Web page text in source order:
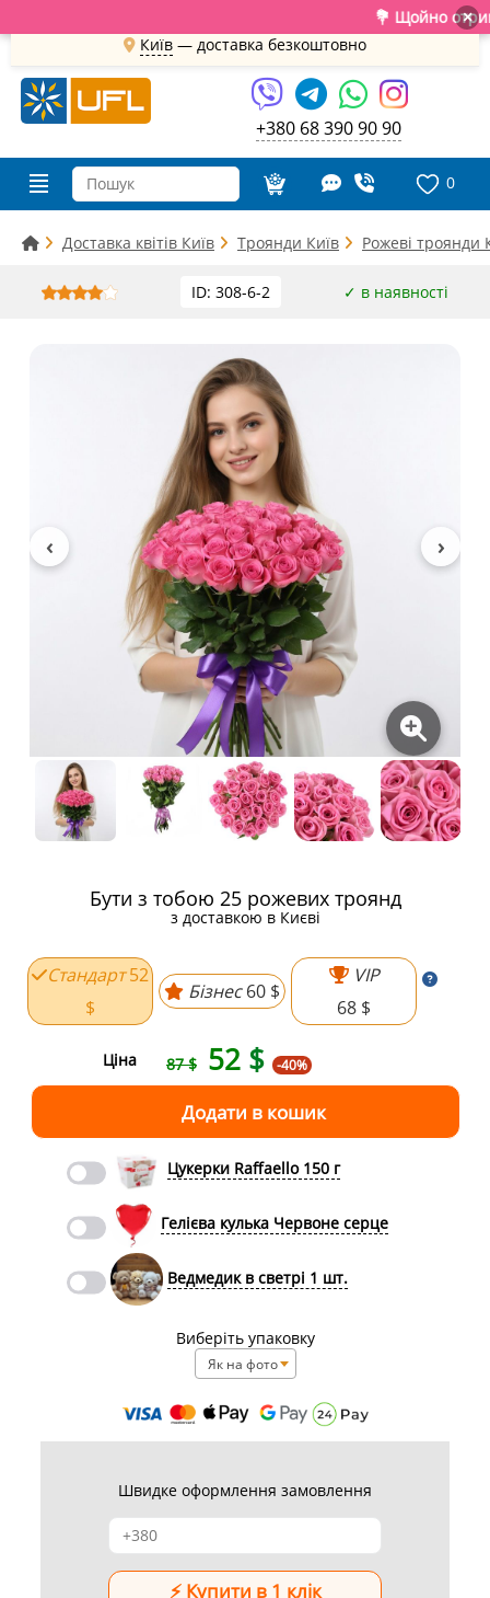
💐 Щойно отримали
×
Київ — доставка безкоштовно
+380 68 390 90 90
0
Доставка квітів Київ Троянди Київ Рожеві троянди
ID: 308-6-2 ✓ в наявності
Бути з тобою 25 рожевих троянд
з доставкою в Києві
Стандарт 52
$
Бізнес 60 $
VIP
68 $
Ціна 87 $ 52 $ -40%
Цукерки Raffaello 150 г
Гелієва кулька Червоне серце
Ведмедик в светрі 1 шт.
Виберіть упаковку
Як на фото
Швидке оформлення замовлення